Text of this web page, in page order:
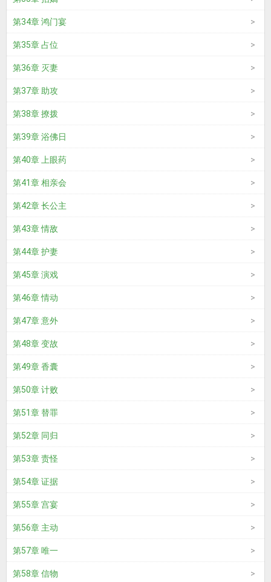
第34章 鸿门宴
第35章 占位
第36章 灭妻
第37章 助攻
第38章 撩拨
第39章 浴佛日
第40章 上眼药
第41章 相亲会
第42章 长公主
第43章 情敌
第44章 护妻
第45章 演戏
第46章 情动
第47章 意外
第48章 变故
第49章 香囊
第50章 计败
第51章 替罪
第52章 同归
第53章 责怪
第54章 证据
第55章 宫宴
第56章 主动
第57章 唯一
第58章 信物